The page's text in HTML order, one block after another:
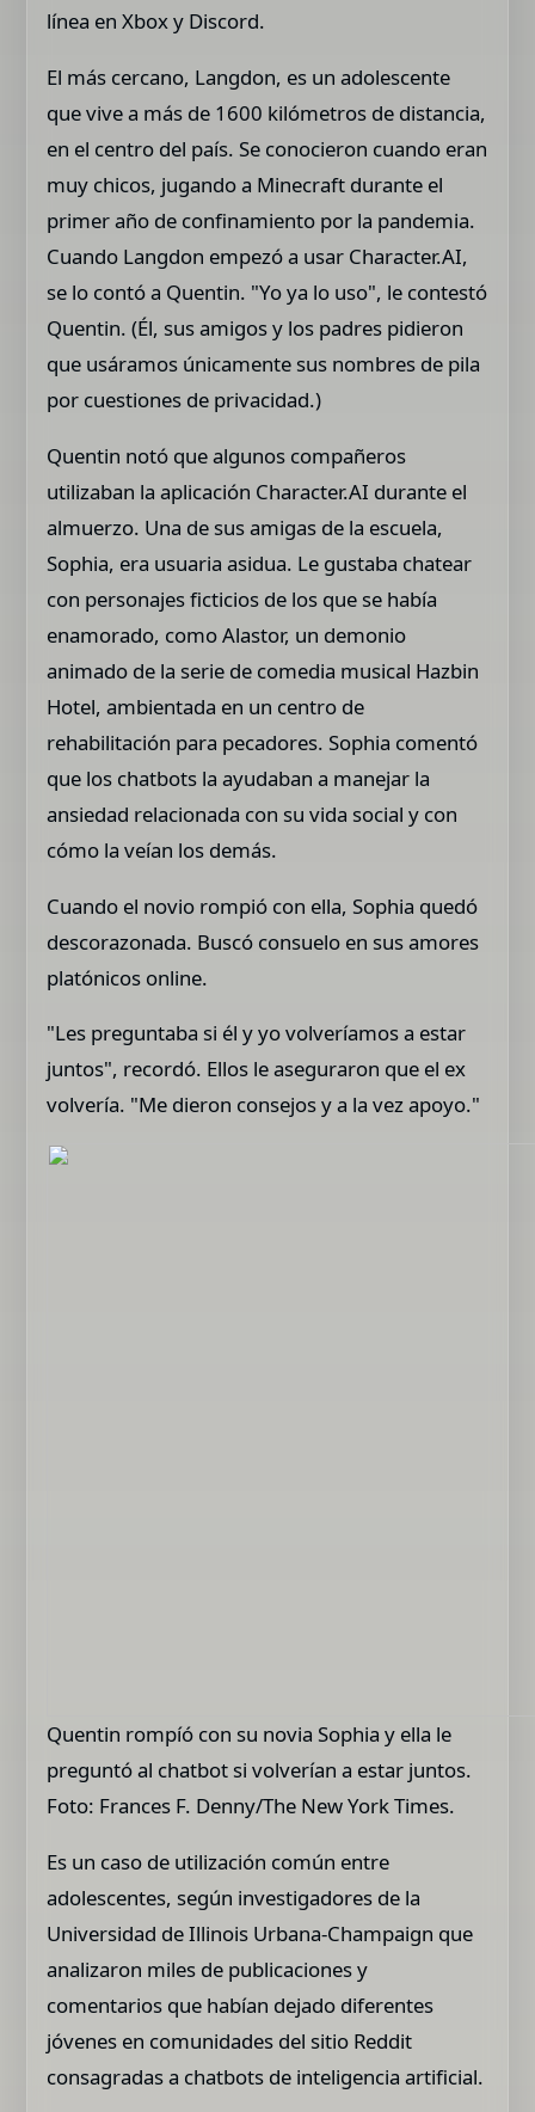
línea en Xbox y Discord.
El más cercano, Langdon, es un adolescente
que vive a más de 1600 kilómetros de distancia,
en el centro del país. Se conocieron cuando eran
muy chicos, jugando a Minecraft durante el
primer año de confinamiento por la pandemia.
Cuando Langdon empezó a usar Character.AI,
se lo contó a Quentin. "Yo ya lo uso", le contestó
Quentin. (Él, sus amigos y los padres pidieron
que usáramos únicamente sus nombres de pila
por cuestiones de privacidad.)
Quentin notó que algunos compañeros
utilizaban la aplicación Character.AI durante el
almuerzo. Una de sus amigas de la escuela,
Sophia, era usuaria asidua. Le gustaba chatear
con personajes ficticios de los que se había
enamorado, como Alastor, un demonio
animado de la serie de comedia musical Hazbin
Hotel, ambientada en un centro de
rehabilitación para pecadores. Sophia comentó
que los chatbots la ayudaban a manejar la
ansiedad relacionada con su vida social y con
cómo la veían los demás.
Cuando el novio rompió con ella, Sophia quedó
descorazonada. Buscó consuelo en sus amores
platónicos online.
"Les preguntaba si él y yo volveríamos a estar
juntos", recordó. Ellos le aseguraron que el ex
volvería. "Me dieron consejos y a la vez apoyo."
Quentin rompíó con su novia Sophia y ella le
preguntó al chatbot si volverían a estar juntos.
Foto: Frances F. Denny/The New York Times.
Es un caso de utilización común entre
adolescentes, según investigadores de la
Universidad de Illinois Urbana-Champaign que
analizaron miles de publicaciones y
comentarios que habían dejado diferentes
jóvenes en comunidades del sitio Reddit
consagradas a chatbots de inteligencia artificial.